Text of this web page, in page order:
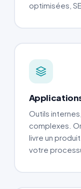
optimisées,
Outils
complexes.
livre un
votre